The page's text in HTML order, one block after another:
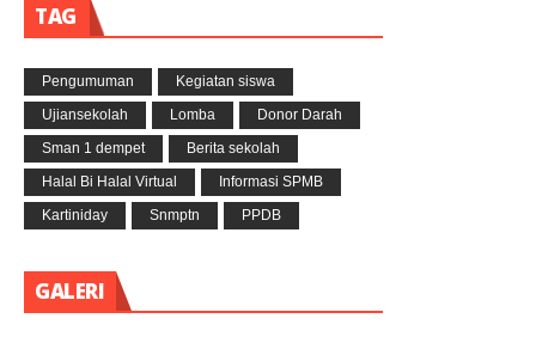
TAG
Pengumuman
Kegiatan siswa
Ujiansekolah
Lomba
Donor Darah
Sman 1 dempet
Berita sekolah
Halal Bi Halal Virtual
Informasi SPMB
Kartiniday
Snmptn PPDB
GALERI